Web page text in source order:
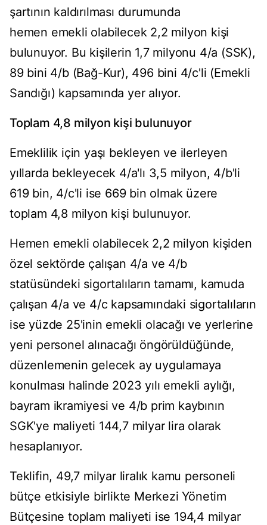
şartının kaldırılması durumunda
hemen emekli olabilecek 2,2 milyon kişi
bulunuyor. Bu kişilerin 1,7 milyonu 4/a (SSK),
89 bini 4/b (Bağ-Kur), 496 bini 4/c'li (Emekli
Sandığı) kapsamında yer alıyor.
Toplam 4,8 milyon kişi bulunuyor
Emeklilik için yaşı bekleyen ve ilerleyen
yıllarda bekleyecek 4/a'lı 3,5 milyon, 4/b'li
619 bin, 4/c'li ise 669 bin olmak üzere
toplam 4,8 milyon kişi bulunuyor.
Hemen emekli olabilecek 2,2 milyon kişiden
özel sektörde çalışan 4/a ve 4/b
statüsündeki sigortalıların tamamı, kamuda
çalışan 4/a ve 4/c kapsamındaki sigortalıların
ise yüzde 25'inin emekli olacağı ve yerlerine
yeni personel alınacağı öngörüldüğünde,
düzenlemenin gelecek ay uygulamaya
konulması halinde 2023 yılı emekli aylığı,
bayram ikramiyesi ve 4/b prim kaybının
SGK'ye maliyeti 144,7 milyar lira olarak
hesaplanıyor.
Teklifin, 49,7 milyar liralık kamu personeli
bütçe etkisiyle birlikte Merkezi Yönetim
Bütçesine toplam maliyeti ise 194,4 milyar